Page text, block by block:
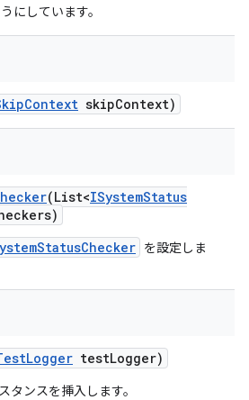
にしています。
Context skipContext)
(List<ISystemStatus
を設定しま
Logger testLogger)
タンスを挿入します。